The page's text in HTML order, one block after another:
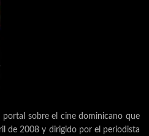
sobre el cine dominicano que
de 2008 y dirigido por el periodista